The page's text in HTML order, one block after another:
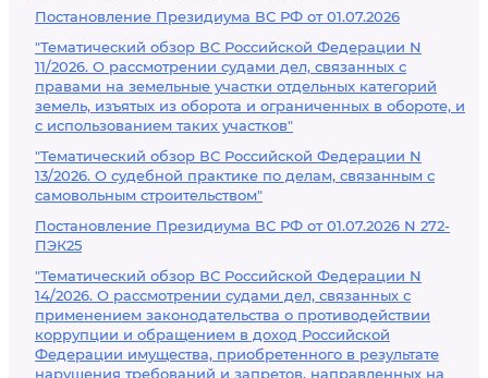
Постановление Президиума ВС РФ от 01.07.2026
"Тематический обзор ВС Российской Федерации N
11/2026. О рассмотрении судами дел, связанных с
правами на земельные участки отдельных категорий
земель, изъятых из оборота и ограниченных в обороте, и
с использованием таких участков"
"Тематический обзор ВС Российской Федерации N
13/2026. О судебной практике по делам, связанным с
самовольным строительством"
Постановление Президиума ВС РФ от 01.07.2026 N 272-
ПЭК25
"Тематический обзор ВС Российской Федерации N
14/2026. О рассмотрении судами дел, связанных с
применением законодательства о противодействии
коррупции и обращением в доход Российской
Федерации имущества, приобретенного в результате
нарушения требований и запретов, направленных на